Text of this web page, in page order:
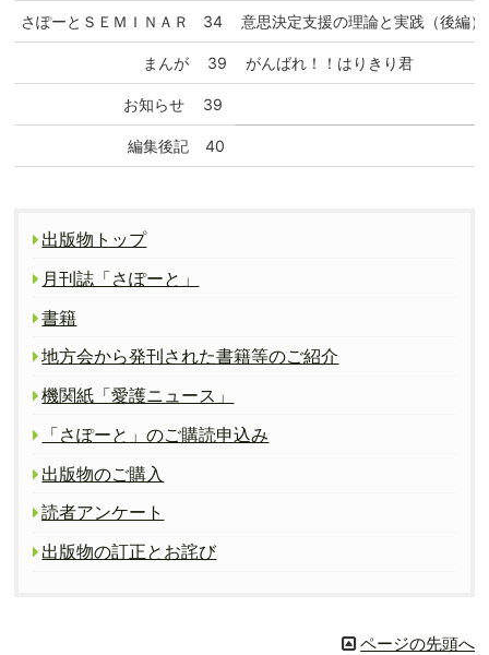
さぽーとＳＥＭＩＮＡＲ 34 意思決定支援の理論と実践（後編
まんが 39 がんばれ！！はりきり君
お知らせ 39
編集後記 40
出版物トップ
月刊誌「さぽーと」
書籍
地方会から発刊された書籍等のご紹介
機関紙「愛護ニュース」
「さぽーと」のご購読申込み
出版物のご購入
読者アンケート
出版物の訂正とお詫び
ページの先頭へ